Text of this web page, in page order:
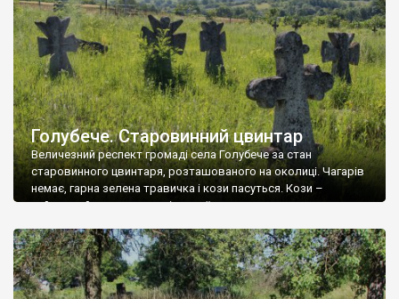
Голубече. Старовинний цвинтар
Величезний респект громаді села Голубече за стан
старовинного цвинтаря, розташованого на околиці. Чагарів
немає, гарна зелена травичка і кози пасуться. Кози –
найкращий регулятор шкідливої, для старих кладовищ,
бруньками, кози ті бруньки обгризають, бо то улюблений
делікатес. На цвинтарі у Голубечому ціла колекція
різноманітних форм хрестів. Село відносно невелике, […]